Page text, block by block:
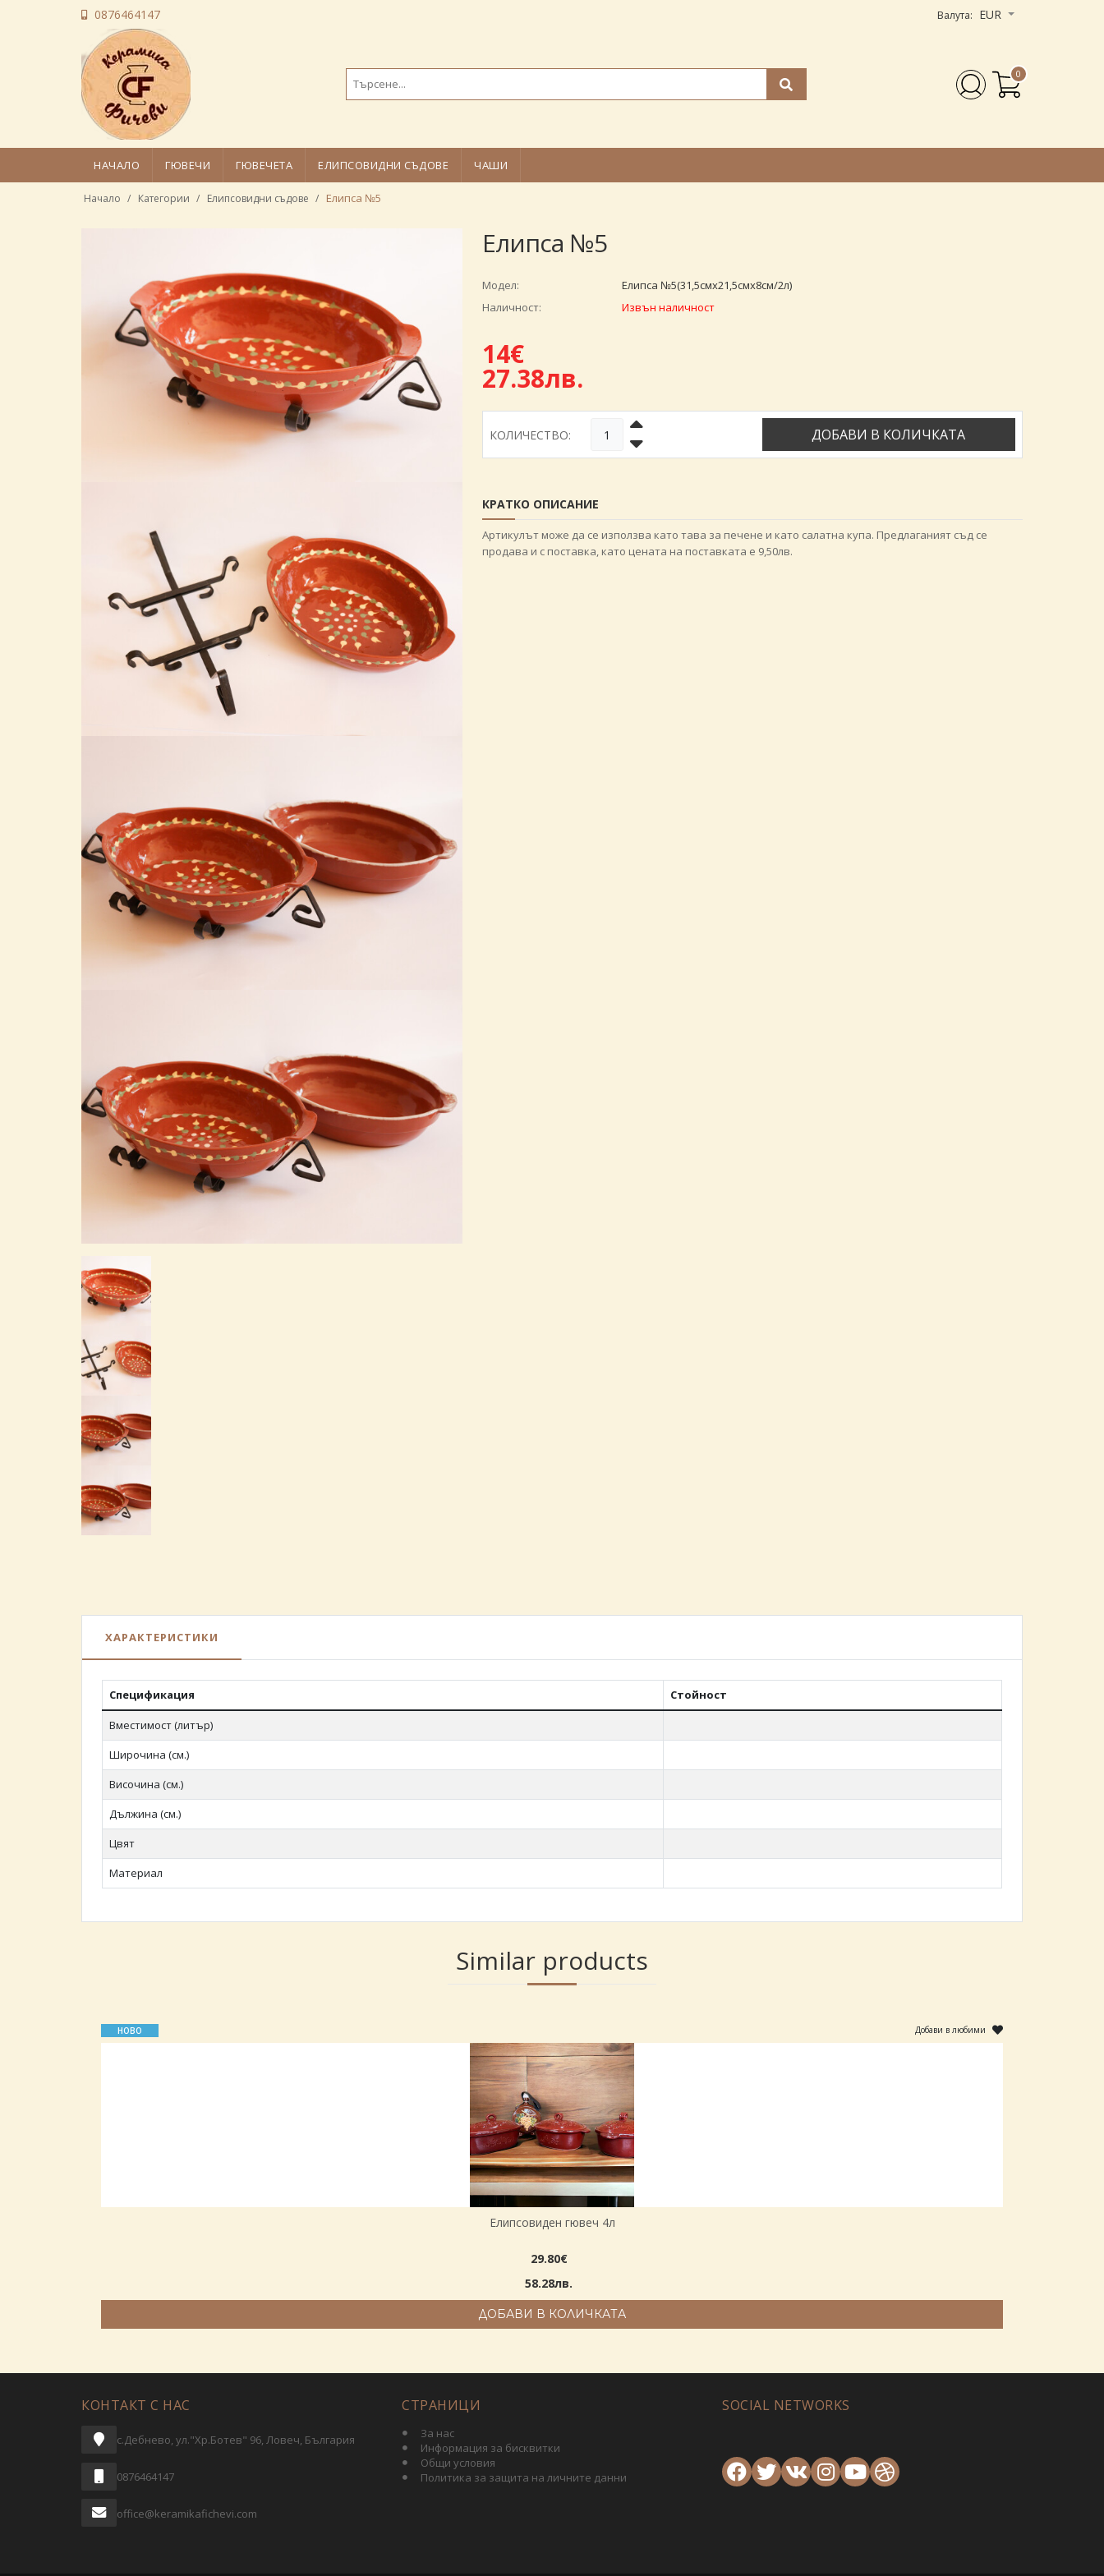
0876464147 Валута: EUR
0
НАЧАЛО ГЮВЕЧИ ГЮВЕЧЕТА ЕЛИПСОВИДНИ СЪДОВЕ ЧАШИ
Начало Категории Елипсовидни съдове Елипса №5
Елипса №5
Модел:
Елипса №5(31,5смх21,5смх8см/2л)
Наличност:
Извън наличност
14€
27.38лв.
КОЛИЧЕСТВО: ДОБАВИ В КОЛИЧКАТА
КРАТКО ОПИСАНИЕ
Артикулът може да се използва като тава за печене и като салатна купа. Предлаганият съд се
продава и с поставка, като цената на поставката е 9,50лв.
ХАРАКТЕРИСТИКИ
Спецификация Стойност
Вместимост (литър)
Широчина (см.)
Височина (см.)
Дължина (см.)
Цвят
Материал
Similar products
НОВО Добави в любими
Елипсовиден гювеч 4л
29.80€
58.28лв.
ДОБАВИ В КОЛИЧКАТА
КОНТАКТ С НАС
с.Дебнево, ул."Хр.Ботев" 96, Ловеч, България
0876464147
office@keramikafichevi.com
СТРАНИЦИ
За нас
Информация за бисквитки
Общи условия
Политика за защита на личните данни
SOCIAL NETWORKS